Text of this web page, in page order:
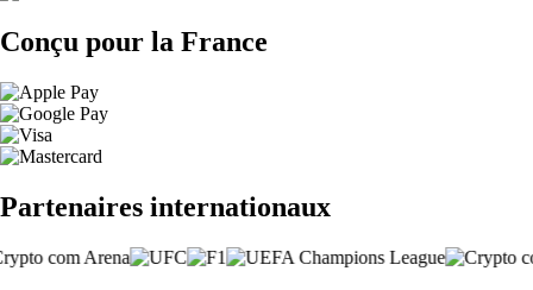
Conçu pour la France
Partenaires internationaux